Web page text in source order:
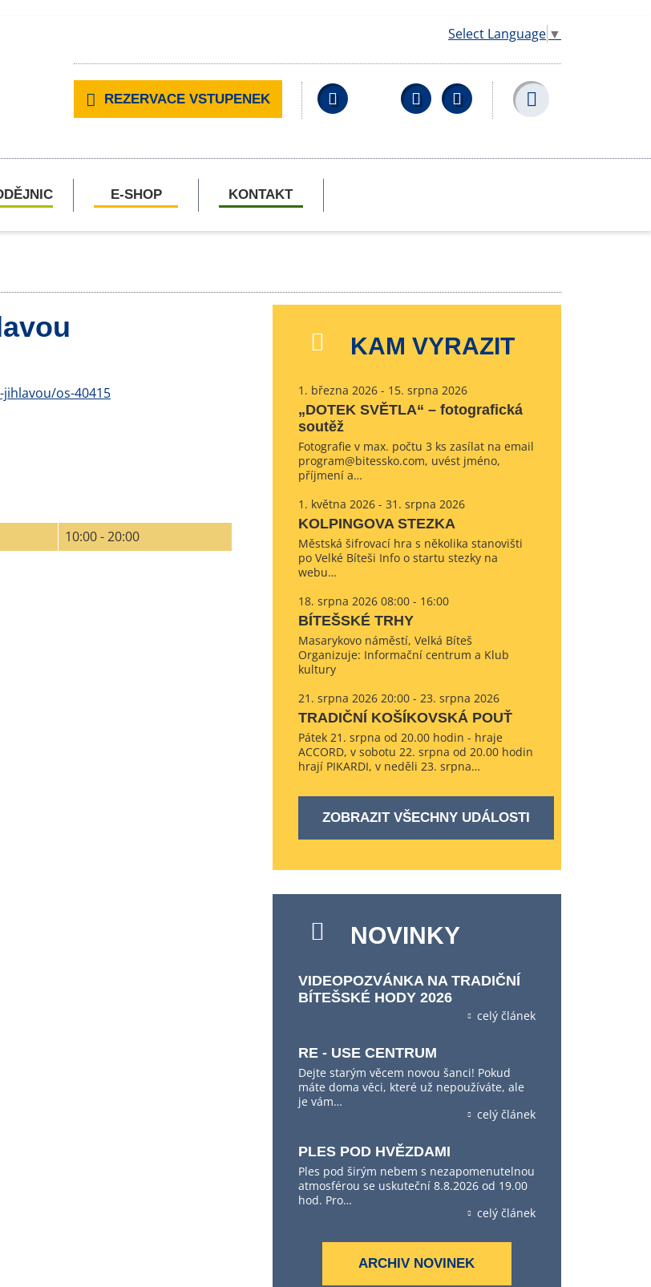
Select Language ▼
REZERVACE VSTUPENEK Facebook YouTubeWikipedia
E-SHOP KONTAKT
os-40415
10:00 - 20:00
KAM VYRAZIT
1. března 2026 - 15. srpna 2026
„DOTEK SVĚTLA“ – fotografická
soutěž
Fotografie v max. počtu 3 ks zasílat na email
program@bitessko.com, uvést jméno,
příjmení a…
1. května 2026 - 31. srpna 2026
KOLPINGOVA STEZKA
Městská šifrovací hra s několika stanovišti
po Velké Bíteši Info o startu stezky na
webu…
18. srpna 2026 08:00 - 16:00
BÍTEŠSKÉ TRHY
Masarykovo náměstí, Velká Bíteš
Organizuje: Informační centrum a Klub
kultury
21. srpna 2026 20:00 - 23. srpna 2026
TRADIČNÍ KOŠÍKOVSKÁ POUŤ
Pátek 21. srpna od 20.00 hodin - hraje
ACCORD, v sobotu 22. srpna od 20.00 hodin
hrají PIKARDI, v neděli 23. srpna…
ZOBRAZIT VŠECHNY UDÁLOSTI
NOVINKY
VIDEOPOZVÁNKA NA TRADIČNÍ
BÍTEŠSKÉ HODY 2026
celý článek
RE - USE CENTRUM
Dejte starým věcem novou šanci! Pokud
máte doma věci, které už nepoužíváte, ale
je vám…
celý článek
PLES POD HVĚZDAMI
Ples pod širým nebem s nezapomenutelnou
atmosférou se uskuteční 8.8.2026 od 19.00
hod. Pro…
celý článek
ARCHIV NOVINEK